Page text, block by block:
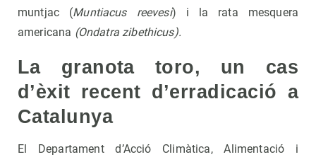
muntjac (Muntiacus reevesi) i la rata mesquera
americana (Ondatra zibethicus).
La granota toro, un cas
d’èxit recent d’erradicació a
Catalunya
El Departament d’Acció Climàtica, Alimentació i